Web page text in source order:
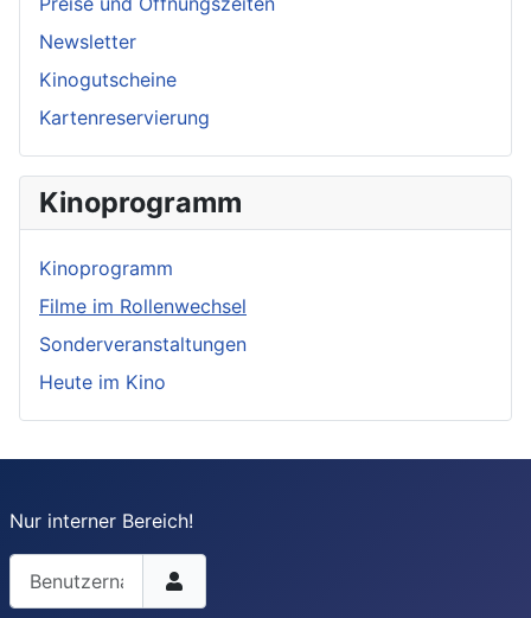
Newsletter
Kinogutscheine
Kartenreservierung
Kinoprogramm
Kinoprogramm
Filme im Rollenwechsel
Sonderveranstaltungen
Heute im Kino
Nur interner Bereich!